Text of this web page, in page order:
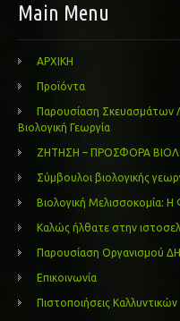
Main Menu
ΑΡΧΙΚΗ
Προϊόντα
Παρουσίαση Σκευασμάτων
Βιολογική Γεωργία
ΖΗΤΗΣΗ – ΠΡΟΣΦΟΡΑ
Σύμβουλοι βιολογικής
Βιολογική Μελισσοκομία:
Καλώς ήλθατε στην
Παρουσίαση Οργανισμού
Επικοινωνία
Πιστοποιήσεις Καλλυντικών